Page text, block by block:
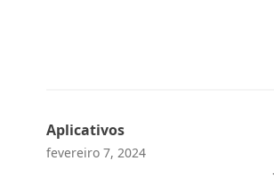
Aplicativos
fevereiro 7, 2024